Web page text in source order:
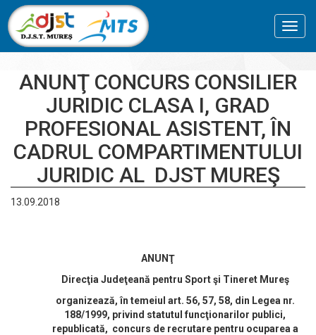
ANUNŢ CONCURS CONSILIER
JURIDIC CLASA I, GRAD
PROFESIONAL ASISTENT, ÎN
CADRUL COMPARTIMENTULUI
JURIDIC AL DJST MUREŞ
13.09.2018
ANUNŢ
Direcţia Judeţeană pentru Sport şi Tineret Mureş
organizează, în temeiul art. 56, 57, 58, din Legea nr.
188/1999, privind statutul funcţionarilor publici,
republicată, concurs de recrutare pentru ocuparea a